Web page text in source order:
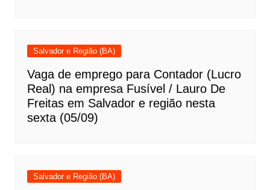
Salvador e Região (BA)
Vaga de emprego para Contador (Lucro
Real) na empresa Fusível / Lauro De
Freitas em Salvador e região nesta
sexta (05/09)
Salvador e Região (BA)